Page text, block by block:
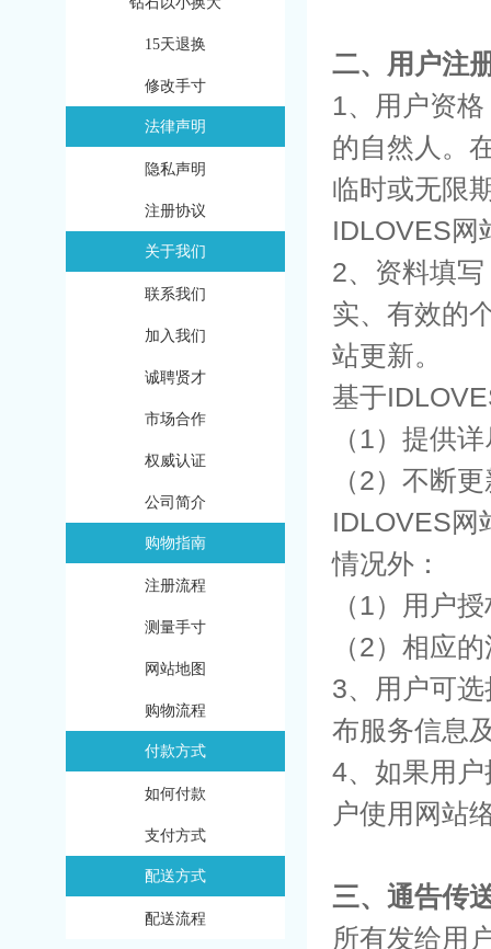
15天退换
修改手寸
法律声明
隐私声明
注册协议
关于我们
联系我们
加入我们
诚聘贤才
市场合作
权威认证
公司简介
购物指南
注册流程
测量手寸
网站地图
购物流程
付款方式
如何付款
支付方式
配送方式
配送流程
二、用户注
1、用户资
的自然人。
临时或无限
IDLOVES网
2、资料填
实、有效的
站更新。
基于
（1）提供
（2）不断
IDLOVES网
情况外：
（1）用户
（2）相应
3、用户可
布服务信息
4、如果用
户使用网站
三、通告传
所有发给用